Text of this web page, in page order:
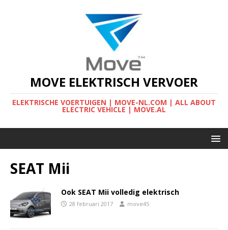
MOVE ELEKTRISCH VERVOER
ELEKTRISCHE VOERTUIGEN | MOVE-NL.COM | ALL ABOUT
ELECTRIC VEHICLE | MOVE.AL
SEAT Mii
Ook SEAT Mii volledig elektrisch
28 februari 2017 move45